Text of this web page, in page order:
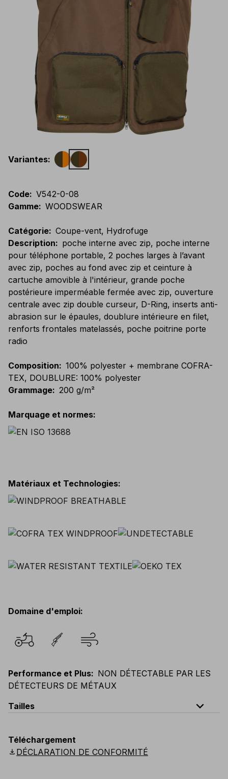
Variantes:
Code: V542-0-08
Gamme: WOODSWEAR
Catégorie: Coupe-vent, Hydrofuge
Description: poche interne avec zip, poche interne
pour téléphone portable, 2 poches larges à l’avant
avec zip, poches au fond avec zip et ceinture à
cartuche amovible à l'intérieur, grande poche
postérieure imperméable fermée avec zip, ouverture
centrale avec zip double curseur, D-Ring, inserts anti-
abrasion sur le épaules, doublure intérieure en filet,
renforts frontales matelassés, poche poitrine porte
radio
Composition: 100% polyester + membrane COFRA-
TEX, DOUBLURE: 100% polyester
Grammage: 200 g/m²
Marquage et normes:
Matériaux et Technologies:
Domaine d'emploi:
Performance et Plus: NON DÉTECTABLE PAR LES
DÉTECTEURS DE MÉTAUX
Tailles
expand_less
Scandinavian: S-
Téléchargement
download DÉCLARATION DE CONFORMITÉ